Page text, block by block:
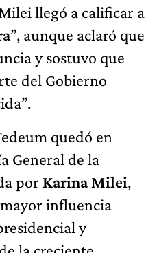
llegó a calificar a
”, aunque aclaró que
y sostuvo que
del Gobierno
quedó en
General de la
por Karina Milei,
influencia
y